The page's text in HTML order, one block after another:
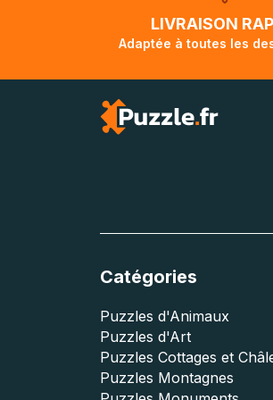
LIVRAISON
Adaptée à toutes les
Catégories
Puzzles d'Animaux
Puzzles d'Art
Puzzles Cottages et
Puzzles Montagnes